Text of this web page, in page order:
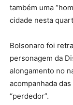
também uma
cidade nesta
Bolsonaro foi
personagem da
alongamento no
acompanhada das
“perdedor”.